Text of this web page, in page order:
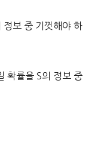
보 중 기껏해야 하
확률을 S의 정보 중